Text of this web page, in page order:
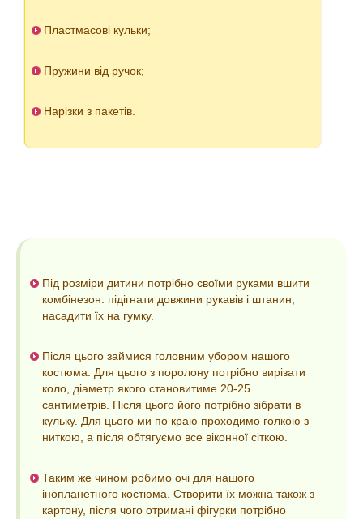
Пластмасові кульки;
Пружини від ручок;
Нарізки з пакетів.
Під розміри дитини потрібно своїми руками вшити
комбінезон: підігнати довжини рукавів і штанин,
насадити їх на гумку.
Після цього займися головним убором нашого
костюма. Для цього з поролону потрібно вирізати
коло, діаметр якого становитиме 20-25
сантиметрів. Після цього його потрібно зібрати в
кульку. Для цього ми по краю проходимо голкою з
ниткою, а після обтягуємо все віконної сіткою.
Таким же чином робимо очі для нашого
інопланетного костюма. Створити їх можна також з
картону, після чого отримані фігурки потрібно